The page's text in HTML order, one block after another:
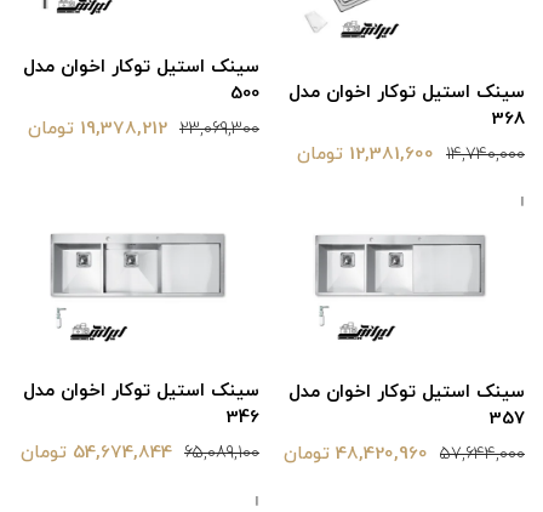
سینک استیل توکار اخوان مدل
368
14,740,000 12,381,600 تومان
سینک استیل توکار اخوان مدل
500
23,069,300 19,378,212 تومان
سینک استیل توکار اخوان مدل
357
57,644,000 48,420,960 تومان
سینک استیل توکار اخوان مدل
346
65,089,100 54,674,844 تومان